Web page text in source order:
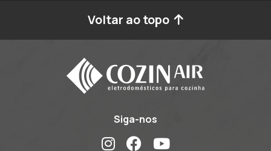
Voltar ao topo
Siga-nos